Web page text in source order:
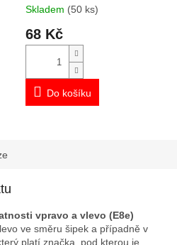
Skladem (50 ks)
68 Kč
Do košíku
vpravo a vlevo (E8e)
ve směru šipek a případně v
platí značka, pod kterou je